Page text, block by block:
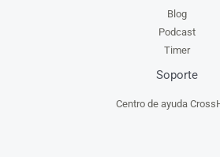
Blog
Podcast
Timer
Soporte
Centro de ayuda